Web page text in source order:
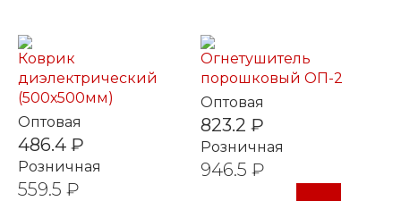
Коврик
диэлектрический
(500х500мм)
Оптовая
486.4 ₽
Розничная
559.5 ₽
Огнетушитель
порошковый ОП-2
Оптовая
823.2 ₽
Розничная
946.5 ₽